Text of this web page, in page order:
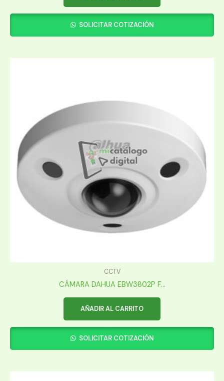
SOLICITAR COTIZACIÓN
CCTV
CÁMARA DAHUA EBW3802P F...
AÑADIR AL CARRITO
SOLICITAR COTIZACIÓN